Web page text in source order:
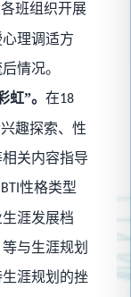
班组织开展
理调适方
情况。
虹”。在18
趣探索、性
关内容指导
性格类型
涯发展档
与生涯规划
涯规划的挫